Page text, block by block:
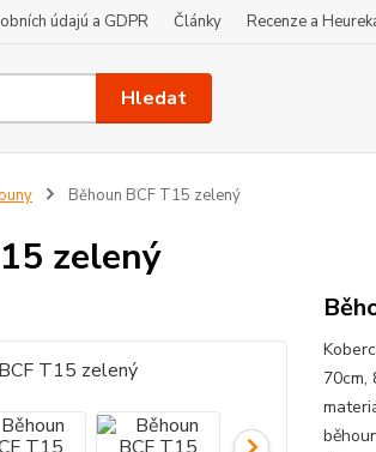
údajú a GDPR Články Recenze a
Hledat
Běhoun BCF T15 zelený
zelený
70cm,